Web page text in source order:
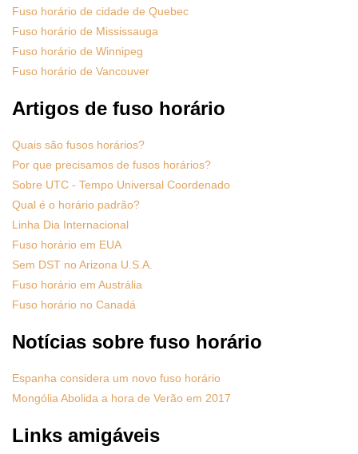
Fuso horário de cidade de Quebec
Fuso horário de Mississauga
Fuso horário de Winnipeg
Fuso horário de Vancouver
Artigos de fuso horário
Quais são fusos horários?
Por que precisamos de fusos horários?
Sobre UTC - Tempo Universal Coordenado
Qual é o horário padrão?
Linha Dia Internacional
Fuso horário em EUA
Sem DST no Arizona U.S.A.
Fuso horário em Austrália
Fuso horário no Canadá
Notícias sobre fuso horário
Espanha considera um novo fuso horário
Mongólia Abolida a hora de Verão em 2017
Links amigáveis